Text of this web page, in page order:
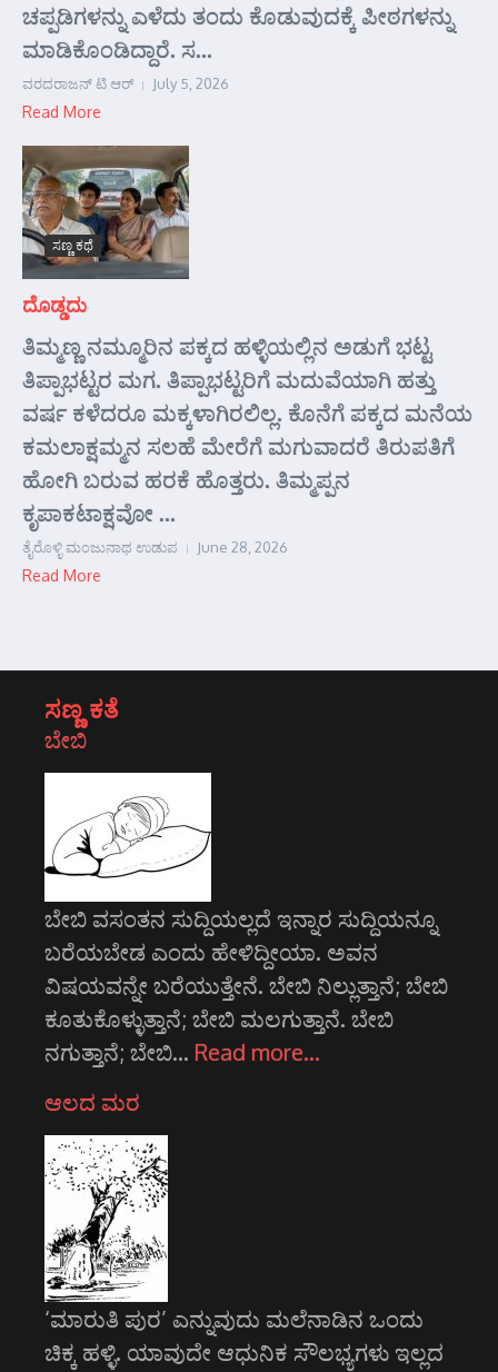
ಚಪ್ಪಡಿಗಳನ್ನು ಎಳೆದು ತಂದು ಕೊಡುವುದಕ್ಕೆ ಪೀಠಗಳನ್ನು
ಮಾಡಿಕೊಂಡಿದ್ದಾರೆ. ಸ...
ವರದರಾಜನ್ ಟಿ ಆರ್ July 5, 2026
Read More
ಸಣ್ಣ ಕಥೆ
ದೊಡ್ಡದು
ತಿಮ್ಮಣ್ಣ ನಮ್ಮೂರಿನ ಪಕ್ಕದ ಹಳ್ಳಿಯಲ್ಲಿನ ಅಡುಗೆ ಭಟ್ಟ
ತಿಪ್ಪಾಭಟ್ಟರ ಮಗ. ತಿಪ್ಪಾಭಟ್ಟರಿಗೆ ಮದುವೆಯಾಗಿ ಹತ್ತು
ವರ್ಷ ಕಳೆದರೂ ಮಕ್ಕಳಾಗಿರಲಿಲ್ಲ. ಕೊನೆಗೆ ಪಕ್ಕದ ಮನೆಯ
ಕಮಲಾಕ್ಷಮ್ಮನ ಸಲಹೆ ಮೇರೆಗೆ ಮಗುವಾದರೆ ತಿರುಪತಿಗೆ
ಹೋಗಿ ಬರುವ ಹರಕೆ ಹೊತ್ತರು. ತಿಮ್ಮಪ್ಪನ
ಕೃಪಾಕಟಾಕ್ಷವೋ ...
ತೈರೊಳ್ಳಿ ಮಂಜುನಾಥ ಉಡುಪ June 28, 2026
Read More
ಸಣ್ಣ ಕತೆ
ಬೇಬಿ
ಬೇಬಿ ವಸಂತನ ಸುದ್ದಿಯಲ್ಲದೆ ಇನ್ನಾರ ಸುದ್ದಿಯನ್ನೂ
ಬರೆಯಬೇಡ ಎಂದು ಹೇಳಿದ್ದೀಯಾ. ಅವನ
ವಿಷಯವನ್ನೇ ಬರೆಯುತ್ತೇನೆ. ಬೇಬಿ ನಿಲ್ಲುತ್ತಾನೆ; ಬೇಬಿ
ಕೂತುಕೊಳ್ಳುತ್ತಾನೆ; ಬೇಬಿ ಮಲಗುತ್ತಾನೆ. ಬೇಬಿ
ನಗುತ್ತಾನೆ; ಬೇಬಿ… Read more…
ಆಲದ ಮರ
‘ಮಾರುತಿ ಪುರ’ ಎನ್ನುವುದು ಮಲೆನಾಡಿನ ಒಂದು
ಚಿಕ್ಕ ಹಳ್ಳಿ. ಯಾವುದೇ ಆಧುನಿಕ ಸೌಲಭ್ಯಗಳು ಇಲ್ಲದ